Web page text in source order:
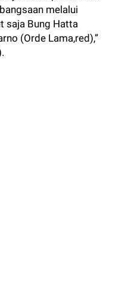
melalui
saja Bung Hatta
(Orde Lama,red),”